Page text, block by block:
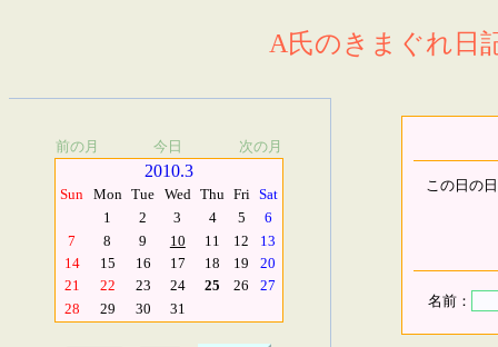
A氏のきまぐれ日
前の月 今日 次の月
2010.3
Sun Mon Tue Wed Thu Fri Sat
1
2 3 4 5
6
7
8 9 10 11 12
13
14
15 16 17 18 19
20
21
22 23 24 25 26
27
28
29 30 31
この日の
名前：